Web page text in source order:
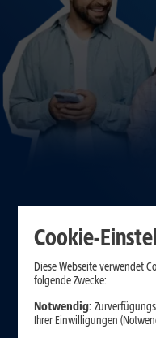
Cookie-
Diese Webseite verwendet
folgende Zwecke:
Notwendig:
Ihrer Einwilligungen